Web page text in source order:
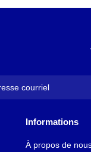
Informations
À propos de